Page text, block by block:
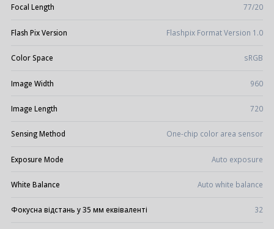
Focal Length 77/20
Flash Pix Version Flashpix Format Version 1.0
Color Space sRGB
Image Width 960
Image Length 720
Sensing Method One-chip color area sensor
Exposure Mode Auto exposure
White Balance Auto white balance
Фокусна відстань у 35 мм еквіваленті 32